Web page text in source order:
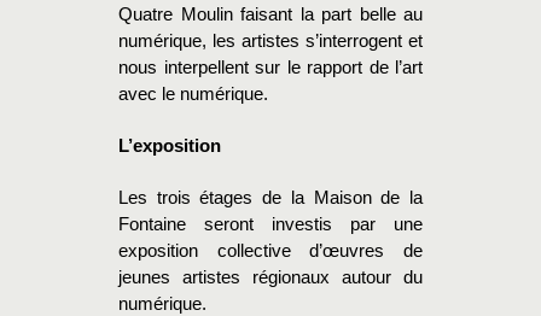
Quatre Moulin faisant la part belle au
numérique, les artistes s’interrogent et
nous interpellent sur le rapport de l’art
avec le numérique.
L’exposition
Les trois étages de la Maison de la
Fontaine seront investis par une
exposition collective d’œuvres de
jeunes artistes régionaux autour du
numérique.